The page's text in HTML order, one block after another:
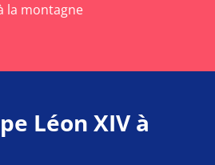
la montagne
Léon XIV à